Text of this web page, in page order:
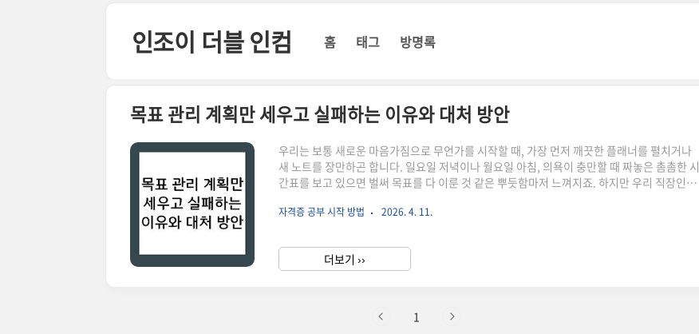
인조이 더블 인컴 홈 태그 방명록
목표 관리 계획만 세우고 실패하는 이유와 대처 방안
우리는 보통 새로운 마음가짐으로 무언가를 시작할 때, 가장 먼저 깨끗한 플래너를 펼치거나
새 노트를 장만하곤 합니다. 일요일 저녁이나 월요일 아침, 의욕이 충만할 때 짜놓은 촘촘한 시
간표를 보고 있으면 벌써 목표를 다 이룬 것 같은 뿌듯함마저 느껴지죠. 하지만 우리 직장인들
철에서 이미 바닥나버린 체력 등 수많은 변수가 우리의 '완벽한 계획'을 위협합니다. 대부분의
장인이라는 특수한 환경과 우리 뇌의 작동 원리를 고려하지 않은 채, 지나치게 경직된 계획을
세웠기 때문입니다.목표 관리는 단순히 시간을 쪼개어 할 일을 나열하는 ..
자격증 공부 시작 방법 2026. 4. 11.
더보기 ››
1